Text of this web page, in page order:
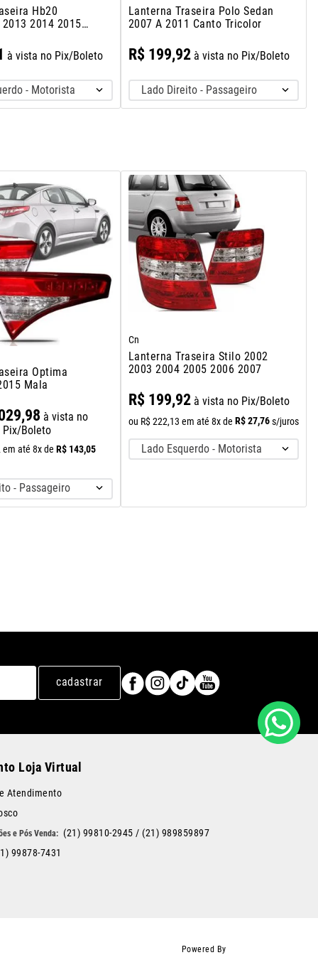
Hb20
2014 2015
à vista no Pix/Boleto
- Motorista
Lanterna Traseira Polo Sedan
2007 A 2011 Canto Tricolor
R$ 199,92à vista no Pix/Boleto
Lado Direito - Passageiro
Optima
Mala
,98 à vista no
Pix/Boleto
em até 8x de R$ 143,05
- Passageiro
Cn
Lanterna Traseira Stilo 2002
2003 2004 2005 2006 2007
R$ 199,92à vista no Pix/Boleto
ou R$ 222,13 em até 8x de R$ 27,76 s/juros
Lado Esquerdo - Motorista
cadastrar
Loja Virtual
Atendimento
(21) 99810-2945 / (21) 989859897
99878-7431
Powered By